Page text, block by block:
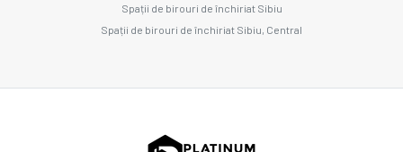
Spații de birouri de închiriat Sibiu
Spații de birouri de închiriat Sibiu, Central